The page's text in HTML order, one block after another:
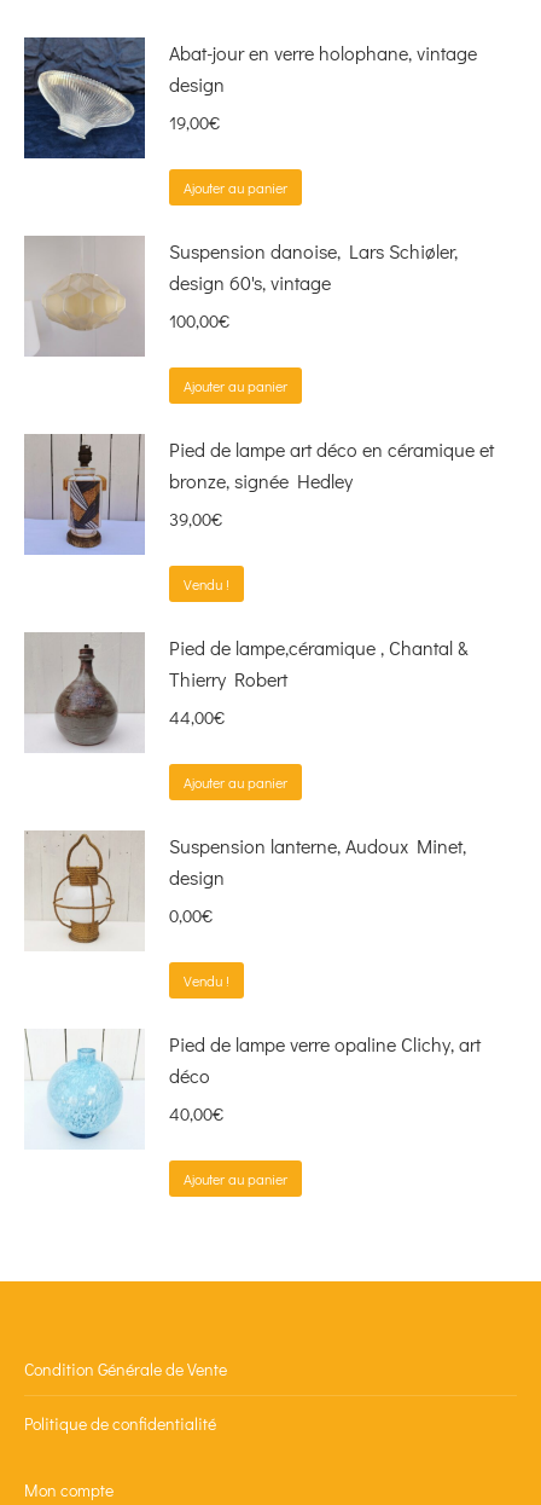
Abat-jour en verre holophane, vintage
design
19,00€
Ajouter au panier
Suspension danoise, Lars Schiøler,
design 60's, vintage
100,00€
Ajouter au panier
Pied de lampe art déco en céramique et
bronze, signée Hedley
39,00€
Vendu !
Pied de lampe,céramique , Chantal &
Thierry Robert
44,00€
Ajouter au panier
Suspension lanterne, Audoux Minet,
design
0,00€
Vendu !
Pied de lampe verre opaline Clichy, art
déco
40,00€
Ajouter au panier
Condition Générale de Vente
Politique de confidentialité
Mon compte